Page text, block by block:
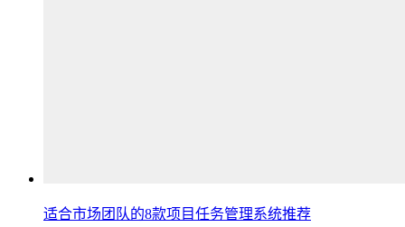
适合市场团队的8款项目任务管理系统推荐